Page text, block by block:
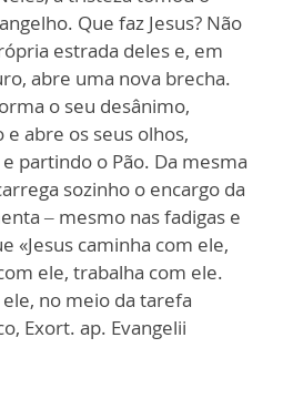
Que faz Jesus? Não
estrada deles e, em
abre uma nova brecha.
o seu desânimo,
abre os seus olhos,
partindo o Pão. Da mesma
sozinho o encargo da
– mesmo nas fadigas e
«Jesus caminha com ele,
ele, trabalha com ele.
no meio da tarefa
Exort. ap. Evangelii